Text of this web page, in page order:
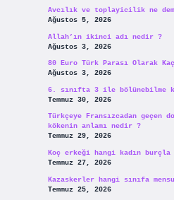
Avcılık ve toplayicilik ne
Ağustos 5, 2026
Allah’ın ikinci adı nedir ?
Ağustos 3, 2026
80 Euro Türk Parası Olarak
Ağustos 3, 2026
6. sınıfta 3 ile bölünebilme
Temmuz 30, 2026
Türkçeye Fransızcadan geçen
kökenin anlamı nedir ?
Temmuz 29, 2026
Koç erkeği hangi kadın
Temmuz 27, 2026
Kazaskerler hangi sınıfa
Temmuz 25, 2026